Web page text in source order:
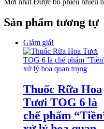
Sản phẩm tương tự
Giảm giá!
Thuốc Rữa Hoa
Tươi TOG 6 là
chế phẩm